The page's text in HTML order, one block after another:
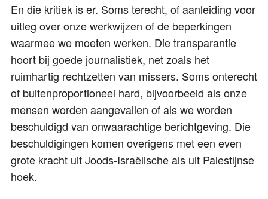
En die kritiek is er. Soms terecht, of aanleiding voor
uitleg over onze werkwijzen of de beperkingen
waarmee we moeten werken. Die transparantie
hoort bij goede journalistiek, net zoals het
ruimhartig rechtzetten van missers. Soms onterecht
of buitenproportioneel hard, bijvoorbeeld als onze
mensen worden aangevallen of als we worden
beschuldigd van onwaarachtige berichtgeving. Die
beschuldigingen komen overigens met een even
grote kracht uit Joods-Israëlische als uit Palestijnse
hoek.